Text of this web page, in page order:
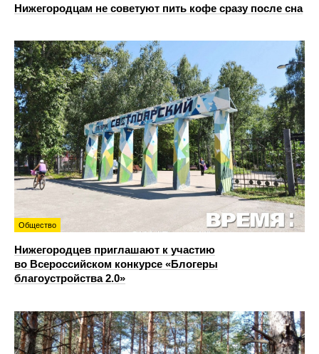
Нижегородцам не советуют пить кофе сразу после сна
Общество
Нижегородцев приглашают к участию
во Всероссийском конкурсе «Блогеры
благоустройства 2.0»